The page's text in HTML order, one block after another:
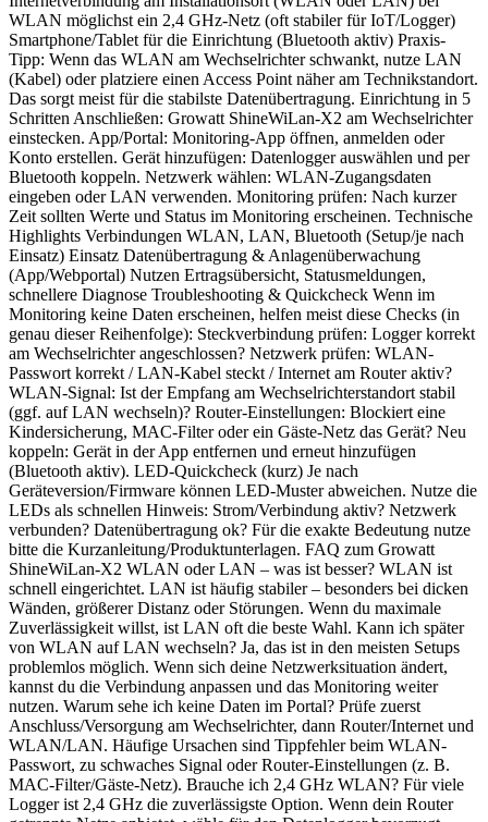
WLAN möglichst ein 2,4 GHz-Netz (oft stabiler für IoT/Logger)
Smartphone/Tablet für die Einrichtung (Bluetooth aktiv) Praxis-
Tipp: Wenn das WLAN am Wechselrichter schwankt, nutze LAN
(Kabel) oder platziere einen Access Point näher am Technikstandort.
Das sorgt meist für die stabilste Datenübertragung. Einrichtung in 5
Schritten Anschließen: Growatt ShineWiLan-X2 am Wechselrichter
einstecken. App/Portal: Monitoring-App öffnen, anmelden oder
Konto erstellen. Gerät hinzufügen: Datenlogger auswählen und per
Bluetooth koppeln. Netzwerk wählen: WLAN-Zugangsdaten
eingeben oder LAN verwenden. Monitoring prüfen: Nach kurzer
Zeit sollten Werte und Status im Monitoring erscheinen. Technische
Highlights Verbindungen WLAN, LAN, Bluetooth (Setup/je nach
Einsatz) Einsatz Datenübertragung & Anlagenüberwachung
(App/Webportal) Nutzen Ertragsübersicht, Statusmeldungen,
schnellere Diagnose Troubleshooting & Quickcheck Wenn im
Monitoring keine Daten erscheinen, helfen meist diese Checks (in
genau dieser Reihenfolge): Steckverbindung prüfen: Logger korrekt
am Wechselrichter angeschlossen? Netzwerk prüfen: WLAN-
Passwort korrekt / LAN-Kabel steckt / Internet am Router aktiv?
WLAN-Signal: Ist der Empfang am Wechselrichterstandort stabil
(ggf. auf LAN wechseln)? Router-Einstellungen: Blockiert eine
Kindersicherung, MAC-Filter oder ein Gäste-Netz das Gerät? Neu
koppeln: Gerät in der App entfernen und erneut hinzufügen
(Bluetooth aktiv). LED-Quickcheck (kurz) Je nach
Geräteversion/Firmware können LED-Muster abweichen. Nutze die
LEDs als schnellen Hinweis: Strom/Verbindung aktiv? Netzwerk
verbunden? Datenübertragung ok? Für die exakte Bedeutung nutze
bitte die Kurzanleitung/Produktunterlagen. FAQ zum Growatt
ShineWiLan-X2 WLAN oder LAN – was ist besser? WLAN ist
schnell eingerichtet. LAN ist häufig stabiler – besonders bei dicken
Wänden, größerer Distanz oder Störungen. Wenn du maximale
Zuverlässigkeit willst, ist LAN oft die beste Wahl. Kann ich später
von WLAN auf LAN wechseln? Ja, das ist in den meisten Setups
problemlos möglich. Wenn sich deine Netzwerksituation ändert,
kannst du die Verbindung anpassen und das Monitoring weiter
nutzen. Warum sehe ich keine Daten im Portal? Prüfe zuerst
Anschluss/Versorgung am Wechselrichter, dann Router/Internet und
WLAN/LAN. Häufige Ursachen sind Tippfehler beim WLAN-
Passwort, zu schwaches Signal oder Router-Einstellungen (z. B.
MAC-Filter/Gäste-Netz). Brauche ich 2,4 GHz WLAN? Für viele
Logger ist 2,4 GHz die zuverlässigste Option. Wenn dein Router